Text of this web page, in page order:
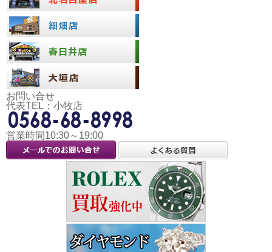
お問い合せ
代表TEL：小牧店
営業時間10:30～19:00